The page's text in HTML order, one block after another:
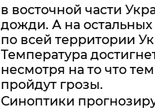
в восточной части
дожди. А на остальных
по всей территории
Температура
несмотря на то что
пройдут грозы.
Синоптики